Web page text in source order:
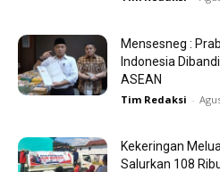
Mensesneg :
Indonesia
ASEAN
Tim Redaksi -
Kekeringan
Salurkan 108